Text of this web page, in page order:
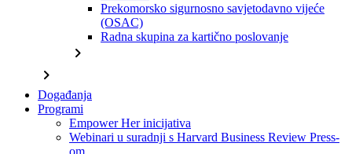
Prekomorsko sigurnosno savjetodavno vijeće
(OSAC)
Radna skupina za kartično poslovanje
chevron_right
chevron_right
Događanja
Programi
Empower Her inicijativa
Webinari u suradnji s Harvard Business Review Press-
om